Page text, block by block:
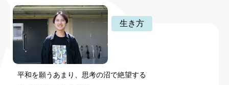
生き方
平和を願うあまり、思考の沼で絶望する